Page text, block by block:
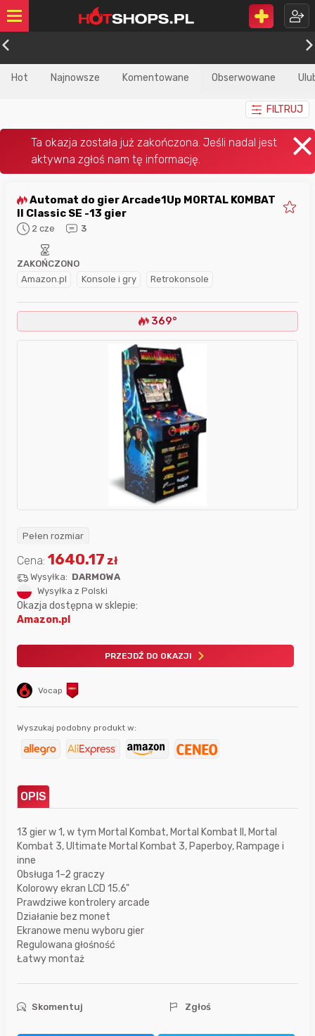
Hot Najnowsze Komentowane Obserwowane
FILTRUJ
II Classic SE -13 gier
2 cze 3
Amazon.pl Konsole i gry Retrokonsole
ZAKOŃCZONO
369°
Pełen rozmiar
Vocap
Cena: 1640.17 zł
Wysyłka: DARMOWA
Wysyłka z Polski
Okazja dostępna w sklepie:
Amazon.pl
PRZEJDŹ DO OKAZJI
Wyszukaj podobny produkt w:
OPIS
13 gier w 1, w tym Mortal Kombat, Mortal Kombat II, Mortal
Kombat 3, Ultimate Mortal Kombat 3, Paperboy, Rampage i
inne
Obsługa 1–2 graczy
Kolorowy ekran LCD 15.6"
Prawdziwe kontrolery arcade
Działanie bez monet
Ekranowe menu wyboru gier
Regulowana głośność
Łatwy montaż
Skomentuj Zgłoś